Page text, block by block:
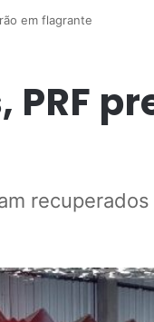
em flagrante
PRF
recuperados